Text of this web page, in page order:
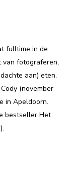
fulltime in de
van fotograferen,
aan) eten.
(november
in Apeldoorn.
bestseller Het